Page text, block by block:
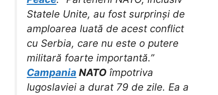
Statele Unite, au fost surprinși de
amploarea luată de acest conflict
cu Serbia, care nu este o putere
militară foarte importantă.”
Campania NATO împotriva
Iugoslaviei a durat 79 de zile. Ea a